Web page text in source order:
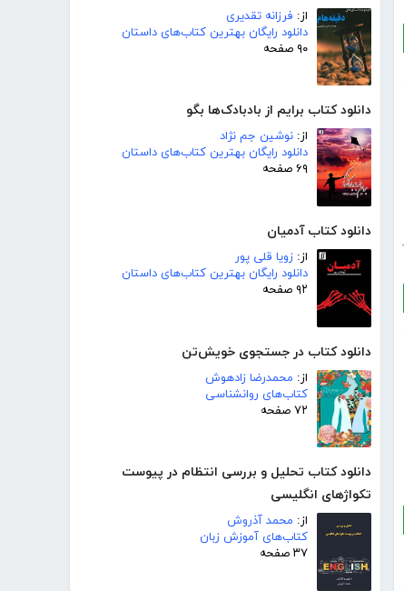
از: فرزانه تقدیری
دانلود رایگان بهترین کتاب‌های داستان
۹۰ صفحه
دانلود کتاب برایم از بادبادک‌ها بگو
از: نوشین جم نژاد
دانلود رایگان بهترین کتاب‌های داستان
۶۹ صفحه
دانلود کتاب آدمیان
از: زویا قلی پور
دانلود رایگان بهترین کتاب‌های داستان
۹۲ صفحه
دانلود کتاب در جستجوی خویش‌تن
از: محمدرضا زادهوش
کتاب‌های روانشناسی
۷۲ صفحه
دانلود کتاب تحلیل و بررسی انتظام در پیوست
تکواژهای انگلیسی
از: محمد آذروش
کتاب‌های آموزش زبان
۳۷ صفحه